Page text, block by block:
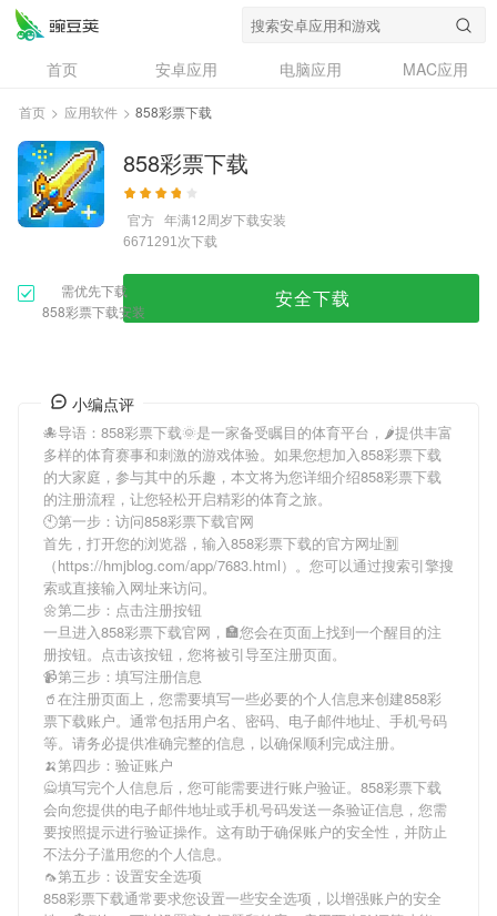
首页 安卓应用 电脑应用
MAC应用
资讯
专题
问答
首页 > 应用软件 > 858彩票下载
858彩票下载
官方 年满12周岁下载安装
6671291次下载
需优先下载
858彩票下载安装
安全下载
小编点评
🐙导语： 858彩票下载🌞是一家备受瞩目的体育平台，🌶提供丰富
多样的体育赛事和刺激的游戏体验。如果您想加入858彩票下载
的大家庭，参与其中的乐趣，本文将为您详细介绍858彩票下载
的注册流程，让您轻松开启精彩的体育之旅。
🕙第一步：访问858彩票下载官网
首先，打开您的浏览器，输入858彩票下载的官方网址🈹
（https://hmjblog.com/app/7683.html）。您可以通过搜索引擎搜
索或直接输入网址来访问。
🌼第二步：点击注册按钮
一旦进入858彩票下载官网，🏣您会在页面上找到一个醒目的注
册按钮。点击该按钮，您将被引导至注册页面。
📹第三步：填写注册信息
🥤在注册页面上，您需要填写一些必要的个人信息来创建858彩
票下载账户。通常包括用户名、密码、电子邮件地址、手机号码
等。请务必提供准确完整的信息，以确保顺利完成注册。
🍌第四步：验证账户
🙅填写完个人信息后，您可能需要进行账户验证。 858彩票下载
会向您提供的电子邮件地址或手机号码发送一条验证信息，您需
要按照提示进行验证操作。这有助于确保账户的安全性，并防止
不法分子滥用您的个人信息。
🦟第五步：设置安全选项
858彩票下载通常要求您设置一些安全选项，以增强账户的安全